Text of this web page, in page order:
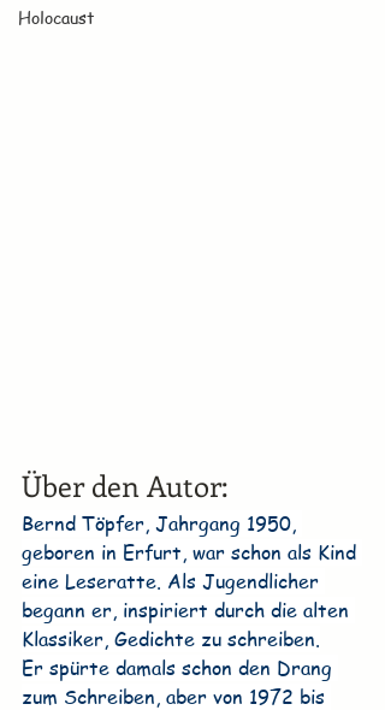
Holocaust
Über den Autor:
Bernd Töpfer, Jahrgang 1950,
geboren in Erfurt, war schon als Kind
eine Leseratte. Als Jugendlicher
begann er, inspiriert durch die alten
Klassiker, Gedichte zu schreiben.
Er spürte damals schon den Drang
zum Schreiben, aber von 1972 bis